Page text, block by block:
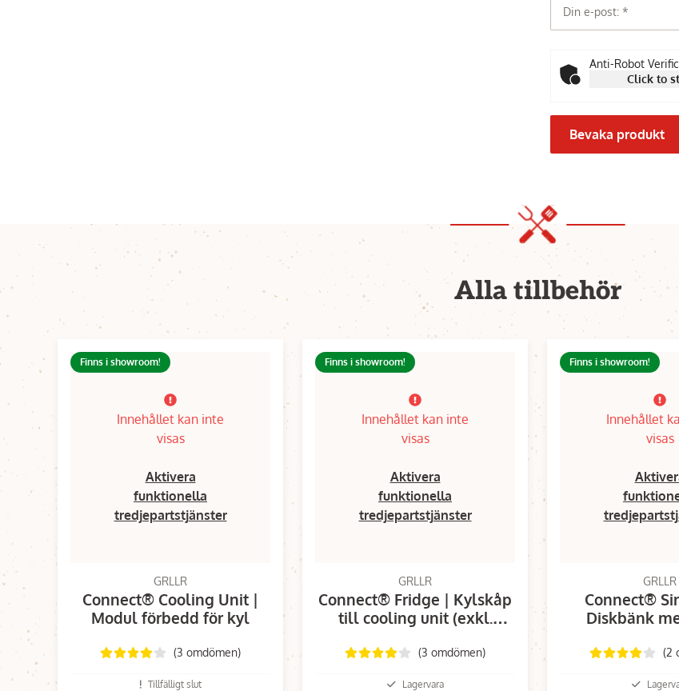
Din e-post:
Anti-Robot
Click to
Bevaka produkt
Alla tillbehör
Finns i showroom!
Innehållet kan inte
visas
Aktivera
funktionella
tredjepartstjänster
GRLLR
Connect® Cooling Unit |
Modul förbedd för kyl
(3 omdömen)
Tillfälligt slut
Finns i showroom!
Innehållet kan inte
visas
Aktivera
funktionella
tredjepartstjänster
GRLLR
Connect® Fridge | Kylskåp
till cooling unit (exkl.
(3 omdömen)
Lagervara
Finns i showroom!
Innehållet
visas
GRLLR
Connect®
Diskbänk
(2